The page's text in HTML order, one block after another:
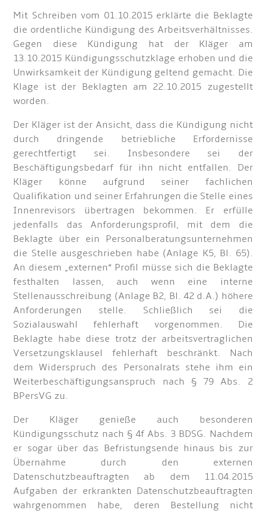
Mit Schreiben vom 01.10.2015 erklärte die Beklagte
die ordentliche Kündigung des Arbeitsverhältnisses.
Gegen diese Kündigung hat der Kläger am
13.10.2015 Kündigungsschutzklage erhoben und die
Unwirksamkeit der Kündigung geltend gemacht. Die
Klage ist der Beklagten am 22.10.2015 zugestellt
worden.
Der Kläger ist der Ansicht, dass die Kündigung nicht
durch dringende betriebliche Erfordernisse
gerechtfertigt sei. Insbesondere sei der
Beschäftigungsbedarf für ihn nicht entfallen. Der
Kläger könne aufgrund seiner fachlichen
Qualifikation und seiner Erfahrungen die Stelle eines
Innenrevisors übertragen bekommen. Er erfülle
jedenfalls das Anforderungsprofil, mit dem die
Beklagte über ein Personalberatungsunternehmen
die Stelle ausgeschrieben habe (Anlage K5, Bl. 65).
An diesem „externen“ Profil müsse sich die Beklagte
festhalten lassen, auch wenn eine interne
Stellenausschreibung (Anlage B2, Bl. 42 d.A.) höhere
Anforderungen stelle. Schließlich sei die
Sozialauswahl fehlerhaft vorgenommen. Die
Beklagte habe diese trotz der arbeitsvertraglichen
Versetzungsklausel fehlerhaft beschränkt. Nach
dem Widerspruch des Personalrats stehe ihm ein
Weiterbeschäftigungsanspruch nach § 79 Abs. 2
BPersVG zu.
Der Kläger genieße auch besonderen
Kündigungsschutz nach § 4f Abs. 3 BDSG. Nachdem
er sogar über das Befristungsende hinaus bis zur
Übernahme durch den externen
Datenschutzbeauftragten ab dem 11.04.2015
Aufgaben der erkrankten Datenschutzbeauftragten
wahrgenommen habe, deren Bestellung nicht